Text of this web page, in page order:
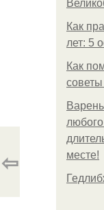
Как
лет: 5
Как
месте!
⇦